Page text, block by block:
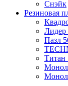
Снэйк
Резиновая
Лидер
Пазл
Титан